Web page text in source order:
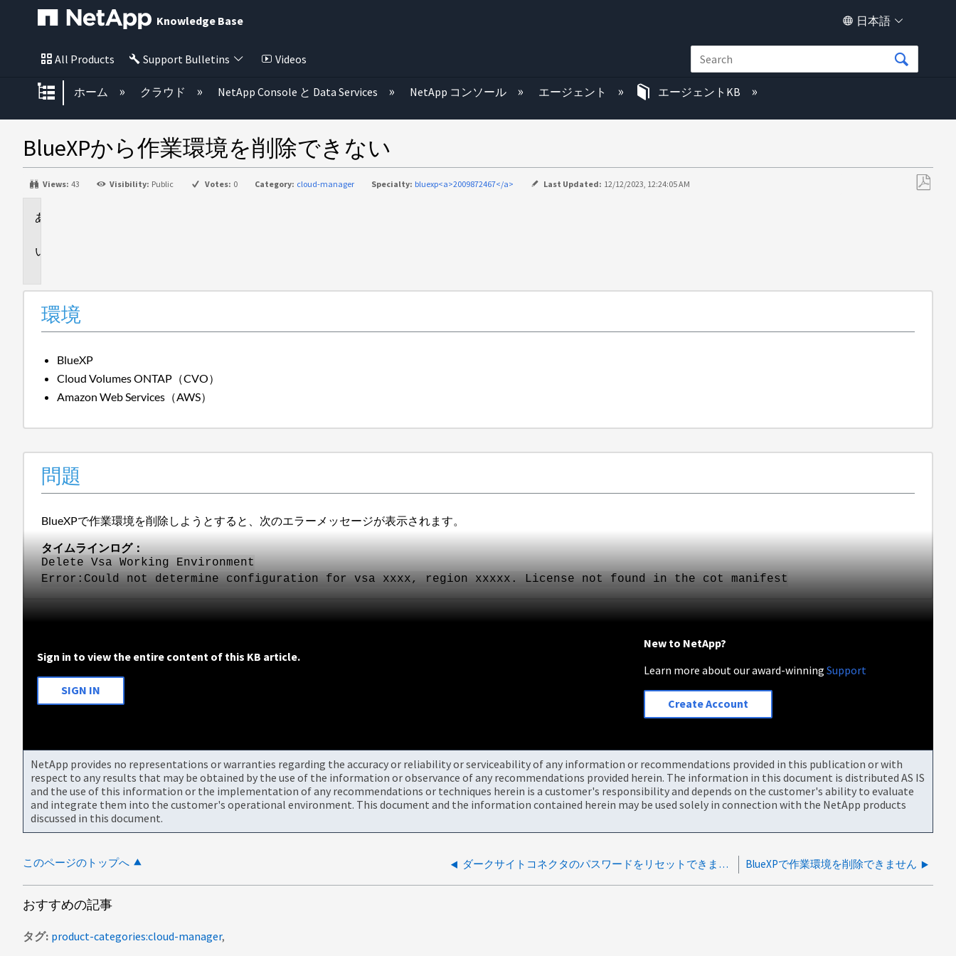
Knowledge Base 日本語
All Products Support Bulletins Videos
グローバル階層を展開/折りたたむ
ホーム クラウド NetApp Console と Data Services NetApp コンソール エージェント エージェントKB
BlueXPから作業環境を削除できない
Views: 43 Visibility: Public Votes: 0 Category: cloud-manager Specialty: bluexp<a>2009872467</a> Last Updated: 12/12/2023, 12:24:05 AM
環境
BlueXP
Cloud Volumes ONTAP（CVO）
Amazon Web Services（AWS）
問題
BlueXPで作業環境を削除しようとすると、次のエラーメッセージが表示されます。
タイムラインログ：
Delete Vsa Working Environment
Error:Could not determine configuration for vsa xxxx, region xxxxx. License not found in the cot manifest
Sign in to view the entire content of this KB article.
SIGN IN
New to NetApp?
Learn more about our award-winningSupport
Create Account
NetApp provides no representations or warranties regarding the accuracy or reliability or serviceability of any information or recommendations provided in this publication or with
respect to any results that may be obtained by the use of the information or observance of any recommendations provided herein. The information in this document is distributed AS IS
and the use of this information or the implementation of any recommendations or techniques herein is a customer's responsibility and depends on the customer's ability to evaluate
and integrate them into the customer's operational environment. This document and the information contained herein may be used solely in connection with the NetApp products
discussed in this document.
このページのトップへ ダークサイトコネクタのパスワードをリセットできますか？ BlueXPで作業環境を削除できません
おすすめの記事
タグ product-categories:cloud-manager